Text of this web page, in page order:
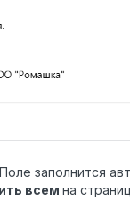
заполнится
всем на